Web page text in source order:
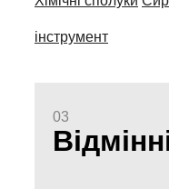
інструмент
03